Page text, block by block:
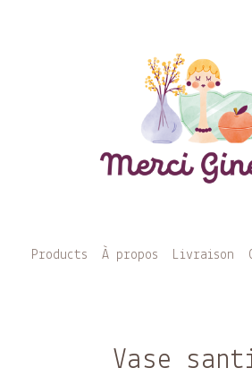
Products À propos Livraison
Vase